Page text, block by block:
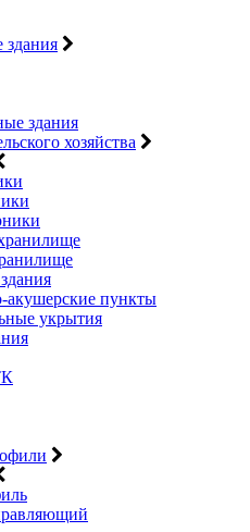
здания
здания
хозяйства
акушерские пункты
укрытия